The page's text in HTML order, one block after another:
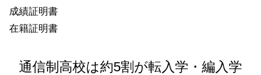
成績証明書
在籍証明書
通信制高校は約5割が転入学・編入学